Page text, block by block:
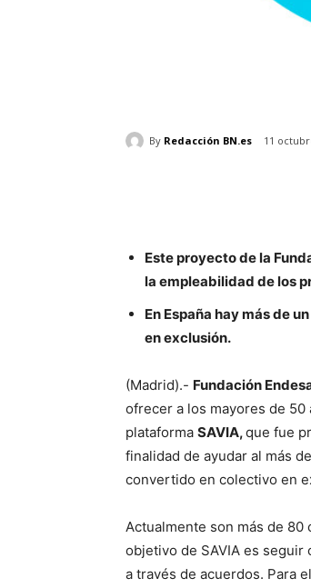
By Redacción BN.es 11
Este proyecto de la
la empleabilidad de los
En España hay más de
en exclusión.
(Madrid).- Fundación
ofrecer a los mayores de
plataforma SAVIA,que fue
finalidad de ayudar al más
convertido en colectivo en
Actualmente son más de
objetivo de SAVIA es
a través de acuerdos. Para